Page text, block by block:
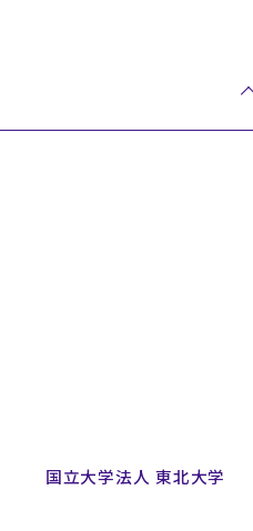
国立大学法人 東北大学